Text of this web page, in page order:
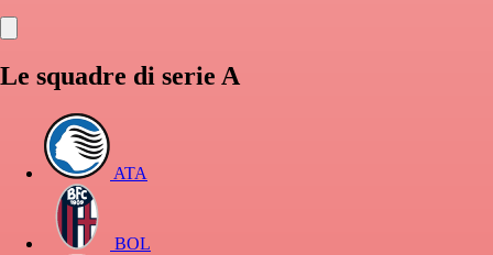
Le squadre di serie A
ATA
BOL